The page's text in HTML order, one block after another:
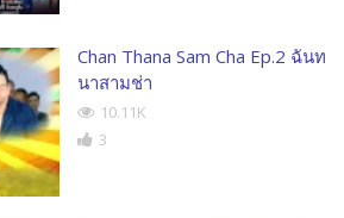
Chan Thana Sam Cha Ep.2 ฉันท
นาสามช่า
10.11K
3